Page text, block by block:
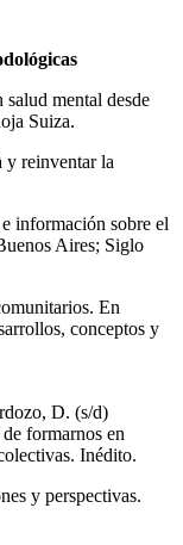
mental desde
Suiza.
y reinventar la
información sobre el
Aires; Siglo
En
conceptos y
D. (s/d)
formarnos en
Inédito.
y perspectivas.